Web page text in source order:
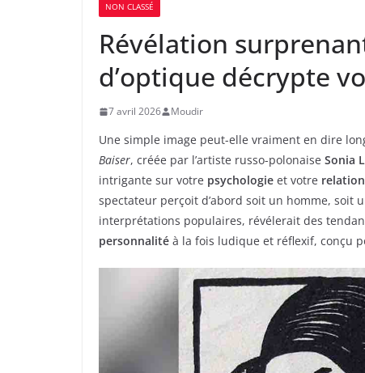
NON CLASSÉ
Révélation
d’optique décrypte
7 avril 2026 Moudir
Une simple image peut-elle vraiment en dire
Baiser, créée par l’artiste russo-polonaise Sonia
intrigante sur votre psychologie et votre
spectateur perçoit d’abord soit un homme, soit
interprétations populaires, révélerait des
personnalité à la fois ludique et réflexif, conçu